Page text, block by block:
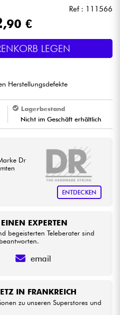
unsere Marken an
Ref : 111566
,90 €
LEGEN
Herstellungsdefekte
Lagerbestand
Nicht im Geschäft erhältlich
Dr
ENTDECKEN
IN FRANKREICH
zu unseren Superstores und
EXPERTEN
begeisterten Teleberater sind
email